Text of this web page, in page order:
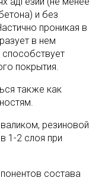
и без
проникая в
в нем
покрытия.
также как
резиновой
1-2 слоя при
состава